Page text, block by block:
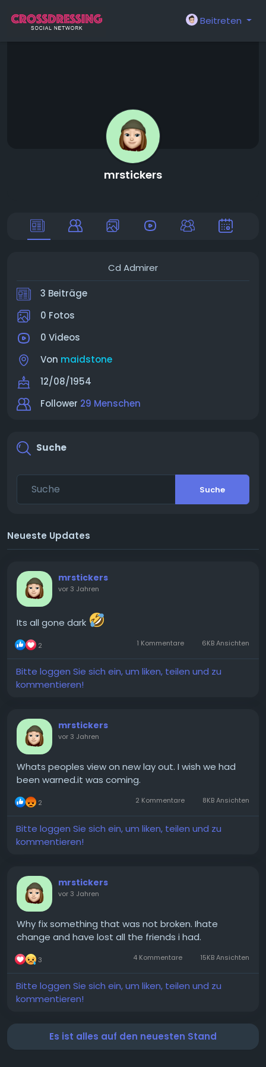
Beitreten
mrstickers
Cd Admirer
3 Beiträge
0 Fotos
0 Videos
Von maidstone
12/08/1954
Follower 29 Menschen
Suche
Suche
Neueste Updates
mrstickers
vor 3 Jahren
Its all gone dark
2 1 Kommentare 6KB Ansichten
Bitte loggen Sie sich ein, um liken, teilen und zu
kommentieren!
mrstickers
vor 3 Jahren
Whats peoples view on new lay out. I wish we had
been warned.it was coming.
2 2 Kommentare 8KB Ansichten
Bitte loggen Sie sich ein, um liken, teilen und zu
kommentieren!
mrstickers
vor 3 Jahren
Why fix something that was not broken. Ihate
change and have lost all the friends i had.
3 4 Kommentare 15KB Ansichten
Bitte loggen Sie sich ein, um liken, teilen und zu
kommentieren!
Es ist alles auf den neuesten Stand